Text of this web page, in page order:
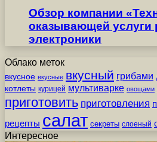
Обзор компании
оказывающей услуги
электроники
Облако меток
вкусное вкусные вкусный грибами
котлеты курицей мультиварке овощами
приготовить приготовления
рецепты салат секреты слоеный
Интересное